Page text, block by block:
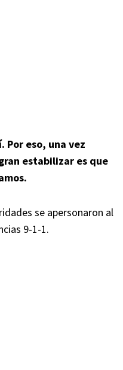
Por eso, una vez
estabilizar es que
se apersonaron al
9-1-1.